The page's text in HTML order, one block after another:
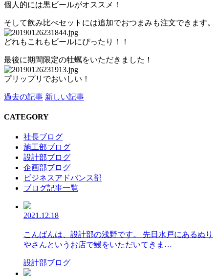
個人的には黒ビールがオススメ！
そして飲み比べセットには追加でおつまみも注文できます。
どれもこれもビールにぴったり！！
最後に期間限定の牡蠣をいただきました！
プリップリでおいしい！
過去の記事 新しい記事
CATEGORY
社長ブログ
施工部ブログ
設計部ブログ
企画部ブログ
ビジネスアドバンス部
ブログ記事一覧
2021.12.18
こんばんは、設計部の浅野です。 先日水戸にあるぬり
やさんというお店で鰻をいただいてきま…
設計部ブログ